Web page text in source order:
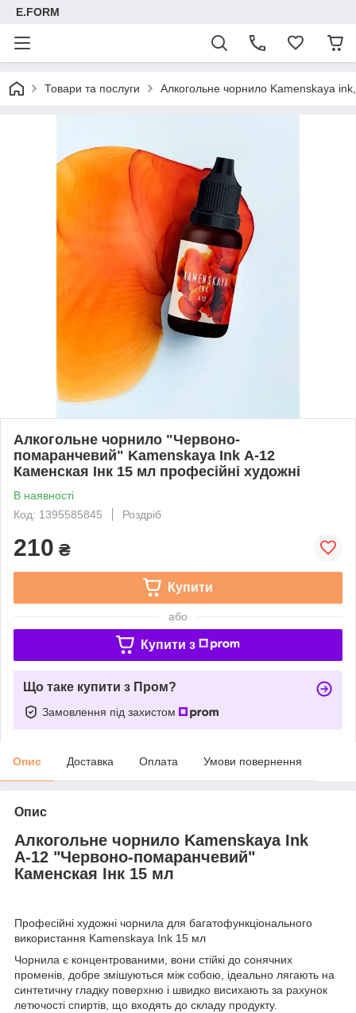
E.FORM
Товари та послуги Алкогольне чорнило Kamenskaya
Алкогольне чорнило "Червоно-
помаранчевий" Kamenskaya Ink А-12
Каменская Інк 15 мл професійні художні
В наявності
Код: 1395585845
Роздріб
210 ₴
Купити
або
Купити з
Що таке купити з Пром?
Замовлення під захистом
Опис Доставка Оплата Умови повернення
Опис
Алкогольне чорнило Kamenskaya Ink
А-12 "Червоно-помаранчевий"
Каменская Інк 15 мл
Професійні художні чорнила для багатофункціонального
використання Kamenskaya Ink 15 мл
Чорнила є концентрованими, вони стійкі до сонячних
променів, добре змішуються між собою, ідеально лягають на
синтетичну гладку поверхню і швидко висихають за рахунок
летючості спиртів, що входять до складу продукту.